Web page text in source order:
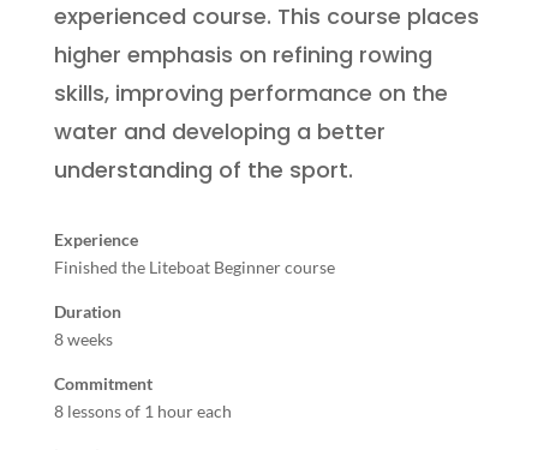
experienced course. This course places
higher emphasis on refining rowing
skills, improving performance on the
water and developing a better
understanding of the sport.
Experience
Finished the Liteboat Beginner course
Duration
8 weeks
Commitment
8 lessons of 1 hour each